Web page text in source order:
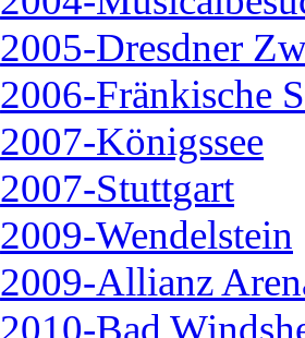
2005-Dresdner
2006-Fränkische
2007-Königssee
2007-Stuttgart
2009-Wendelstein
2009-Allianz
2010-Bad